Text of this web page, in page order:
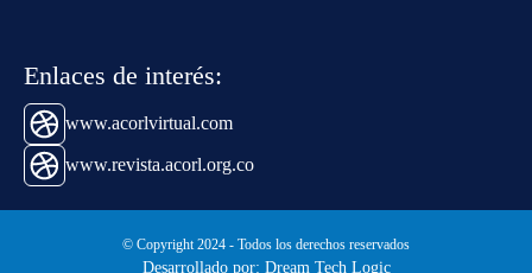
Enlaces de interés:
www.acorlvirtual.com
www.revista.acorl.org.co
© Copyright 2024 - Todos los derechos reservados
Desarrollado por: Dream Tech Logic